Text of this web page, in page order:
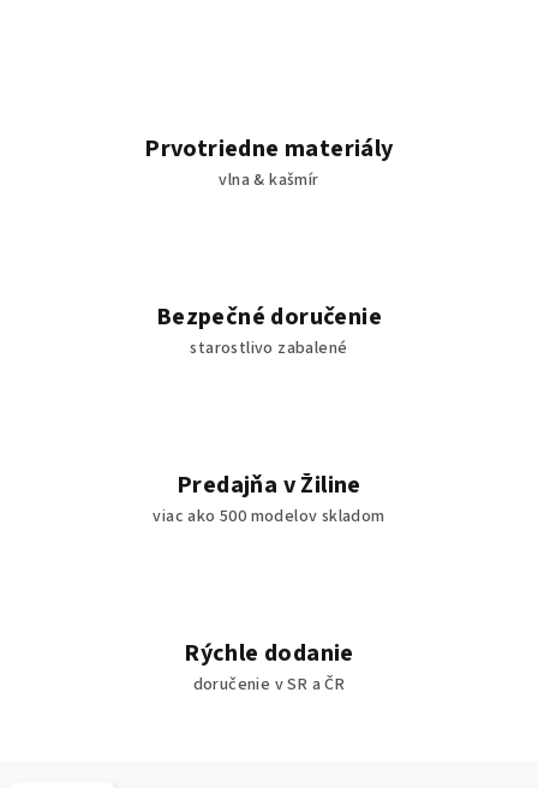
Prvotriedne materiály
vlna & kašmír
Bezpečné doručenie
starostlivo zabalené
Predajňa v Žiline
viac ako 500 modelov skladom
Rýchle dodanie
doručenie v SR a ČR